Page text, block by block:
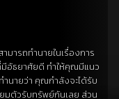
ารถทำนายในเรื่องการ
อัธยาศัยดี ทำให้คุณมีแนว
ำนายว่า คุณกำลังจะได้รับ
มตัวรับทรัพย์กันเลย ส่วน